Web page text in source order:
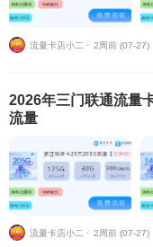
流量卡店小二 ⋅ 2周前 (07-27)
2026年三门联通流量
流量
流量卡店小二 ⋅ 2周前 (07-27)